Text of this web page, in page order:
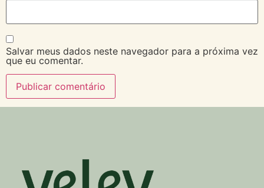
Salvar meus dados neste navegador para a próxima vez
que eu comentar.